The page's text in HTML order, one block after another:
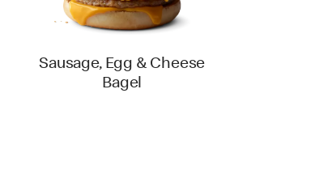
Sausage, Egg & Cheese
Bagel